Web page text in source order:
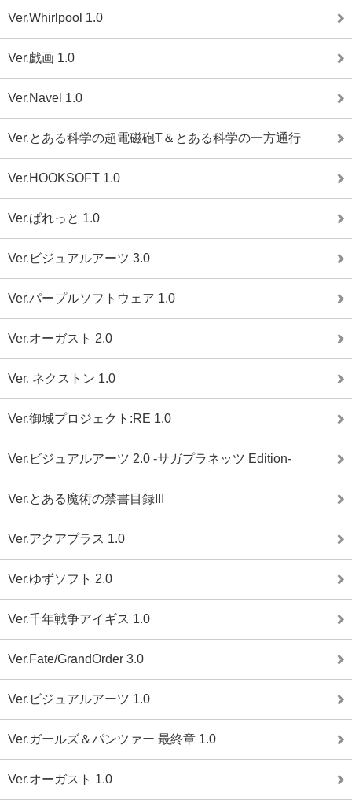
Ver.Whirlpool 1.0
Ver.戯画 1.0
Ver.Navel 1.0
Ver.とある科学の超電磁砲T＆とある科学の一方通行
Ver.HOOKSOFT 1.0
Ver.ぱれっと 1.0
Ver.ビジュアルアーツ 3.0
Ver.パープルソフトウェア 1.0
Ver.オーガスト 2.0
Ver. ネクストン 1.0
Ver.御城プロジェクト:RE 1.0
Ver.ビジュアルアーツ 2.0 -サガプラネッツ Edition-
Ver.とある魔術の禁書目録III
Ver.アクアプラス 1.0
Ver.ゆずソフト 2.0
Ver.千年戦争アイギス 1.0
Ver.Fate/GrandOrder 3.0
Ver.ビジュアルアーツ 1.0
Ver.ガールズ＆パンツァー 最終章 1.0
Ver.オーガスト 1.0